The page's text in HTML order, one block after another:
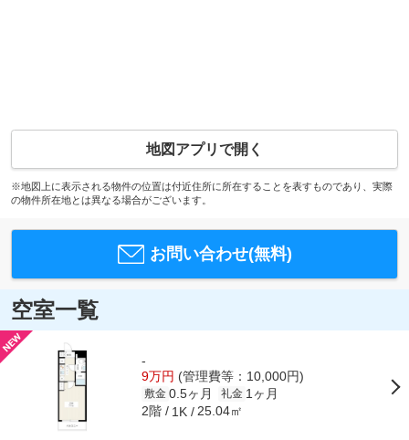
地図アプリで開く
※地図上に表示される物件の位置は付近住所に所在することを表すものであり、実際
の物件所在地とは異なる場合がございます。
お問い合わせ(無料)
空室一覧
-
9万円 (管理費等：10,000円)
敷金 0.5ヶ月 礼金 1ヶ月
2階 1K 25.04㎡